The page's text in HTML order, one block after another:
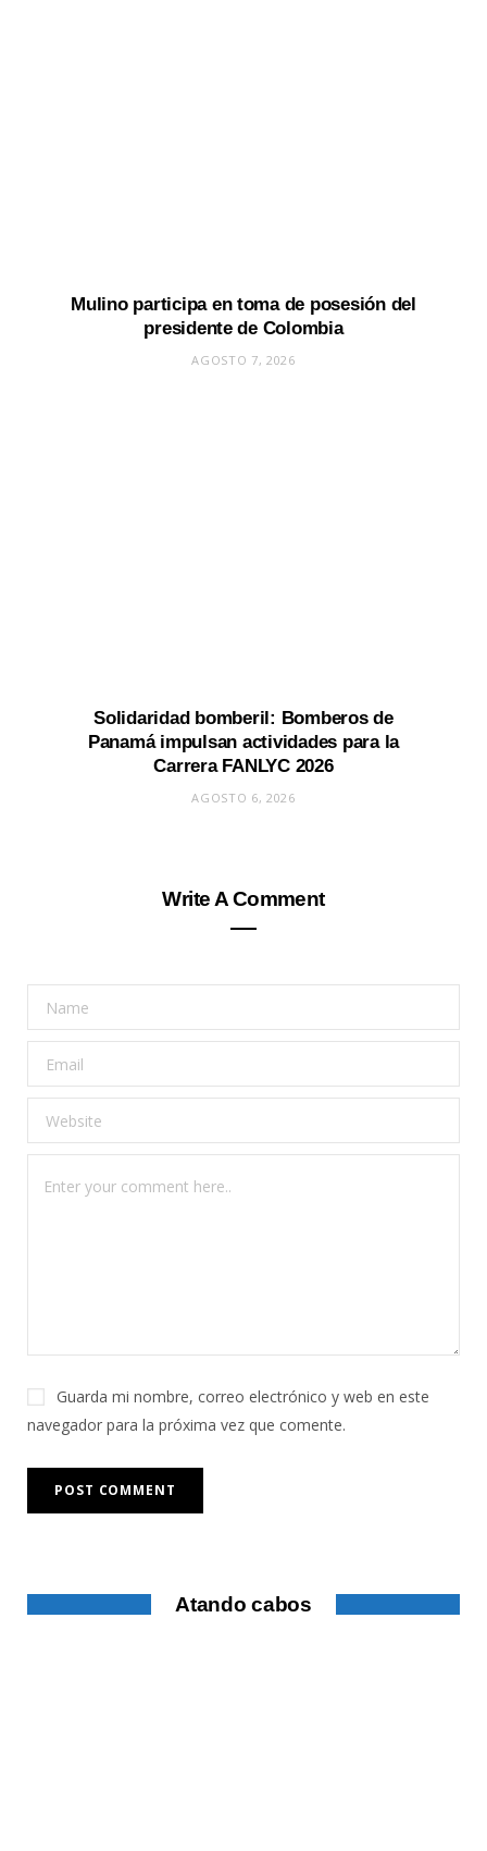
Mulino participa en toma de posesión del
presidente de Colombia
AGOSTO 7, 2026
Solidaridad bomberil: Bomberos de
Panamá impulsan actividades para la
Carrera FANLYC 2026
AGOSTO 6, 2026
Write A Comment
Guarda mi nombre, correo electrónico y web en este
navegador para la próxima vez que comente.
Atando cabos